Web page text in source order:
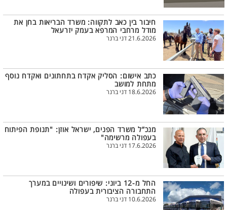
חיבור בין כאב לתקווה: משרד הבריאות בחן את
מודל מרחבי המרפא בעמק יזרעאל
21.6.2026 דני ברנר
כתב אישום: הסליק אקדח בתחתונים ואקדח נוסף
מתחת למושב
18.6.2026 דני ברנר
מנכ”ל משרד הפנים, ישראל אוזן: "תנופת הפיתוח
בעפולה מרשימה"
17.6.2026 דני ברנר
החל מ-12 ביוני: שיפורים ושינויים במערך
התחבורה הציבורית בעפולה
10.6.2026 דני ברנר